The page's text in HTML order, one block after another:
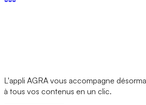
L'appli AGRA vous accompagne
à tous vos contenus en un clic.